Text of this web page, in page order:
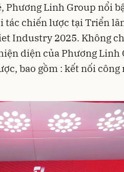
Phương Linh Group nổi
tác chiến lược tại Triển
Industry 2025. Không
diện của Phương Linh
bao gồm : kết nối công